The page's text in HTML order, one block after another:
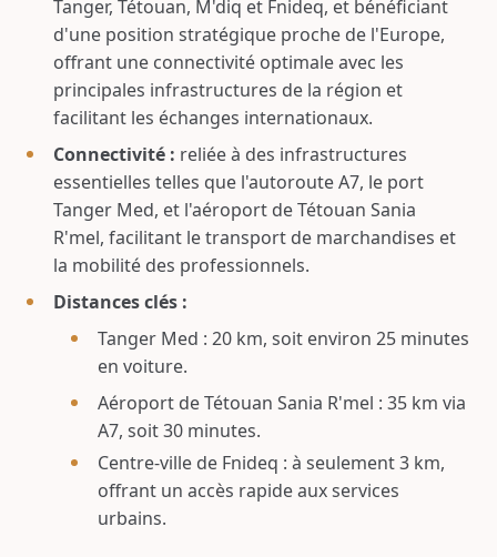
Tanger, Tétouan, M'diq et Fnideq, et bénéficiant
d'une position stratégique proche de l'Europe,
offrant une connectivité optimale avec les
principales infrastructures de la région et
facilitant les échanges internationaux.
Connectivité : reliée à des infrastructures
essentielles telles que l'autoroute A7, le port
Tanger Med, et l'aéroport de Tétouan Sania
R'mel, facilitant le transport de marchandises et
la mobilité des professionnels.
Distances clés :
Tanger Med : 20 km, soit environ 25 minutes
en voiture.
Aéroport de Tétouan Sania R'mel : 35 km via
A7, soit 30 minutes.
Centre-ville de Fnideq : à seulement 3 km,
offrant un accès rapide aux services
urbains.